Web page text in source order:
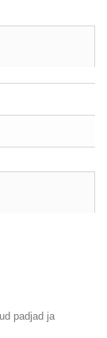
padjad ja